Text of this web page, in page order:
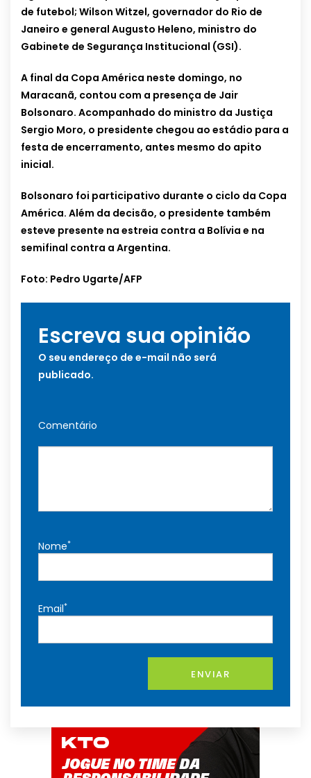
de futebol; Wilson Witzel, governador do Rio de
Janeiro e general Augusto Heleno, ministro do
Gabinete de Segurança Institucional (GSI).
A final da Copa América neste domingo, no
Maracanã, contou com a presença de Jair
Bolsonaro. Acompanhado do ministro da Justiça
Sergio Moro, o presidente chegou ao estádio para a
festa de encerramento, antes mesmo do apito
inicial.
Bolsonaro foi participativo durante o ciclo da Copa
América. Além da decisão, o presidente também
esteve presente na estreia contra a Bolívia e na
semifinal contra a Argentina.
Foto: Pedro Ugarte/AFP
Escreva sua opinião
O seu endereço de e-mail não será
publicado.
Comentário
Nome*
Email*
ENVIAR